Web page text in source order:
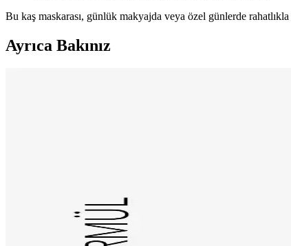
Bu kaş maskarası, günlük makyajda veya özel günlerde
Ayrıca Bakınız
Flormar Kaş Maskarası, kremsi yapısı ve konik fırçasıyla
Pastel Profashion Kaş Maskarası
Pastel Profashion kaş maskaraları, farklı renk ve formüllerle